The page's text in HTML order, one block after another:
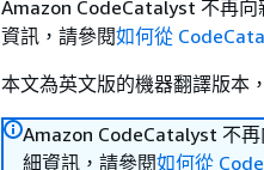
Amazon CodeCatalyst 不再
資訊，請參閱如何從
本文為英文版的機器翻譯版本
Amazon CodeCatalyst 不
細資訊，請參閱如何從